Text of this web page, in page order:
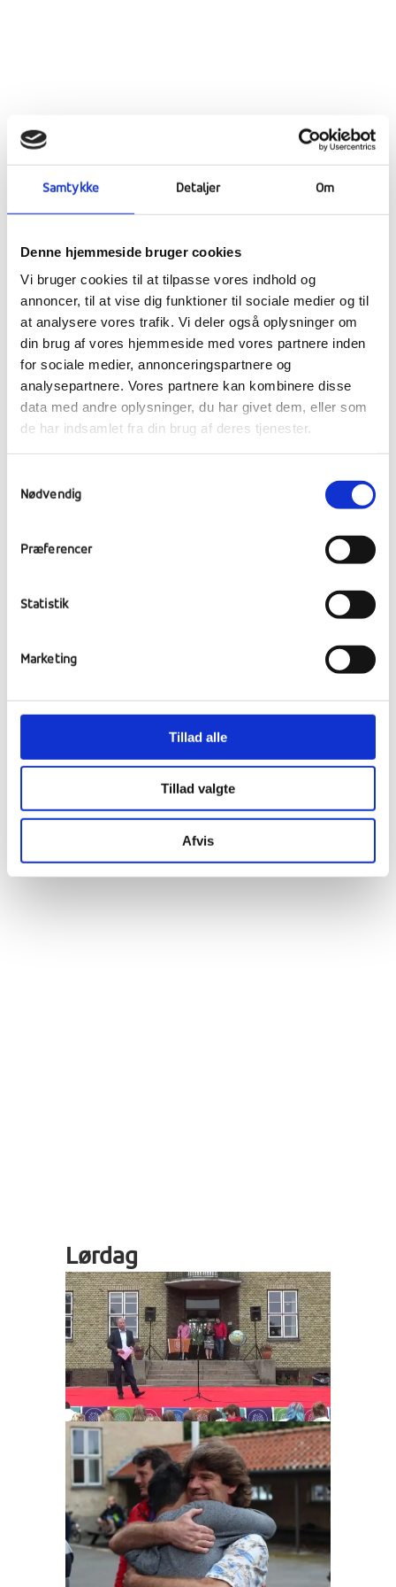
Samtykke Detaljer Om
Denne hjemmeside bruger cookies
Vi bruger cookies til at tilpasse vores indhold og
annoncer, til at vise dig funktioner til sociale medier og til
at analysere vores trafik. Vi deler også oplysninger om
din brug af vores hjemmeside med vores partnere inden
for sociale medier, annonceringspartnere og
analysepartnere. Vores partnere kan kombinere disse
data med andre oplysninger, du har givet dem, eller som
de har indsamlet fra din brug af deres tjenester.
Nødvendig
Præferencer
Statistik
Marketing
Tillad alle
Tillad valgte
Afvis
Fredag skinnede solen igen og det samme
gjorde skolen efter den store hovedrengøring
i husene. Fredag aften holdt vi en rigtig flot
gallafest i Kulturhuset. Lærerne serverede en
3 retters menu og der var rigtig flotte
slapline i festsalen.
grædt i alle husene til den lyse morgen.
Lørdag